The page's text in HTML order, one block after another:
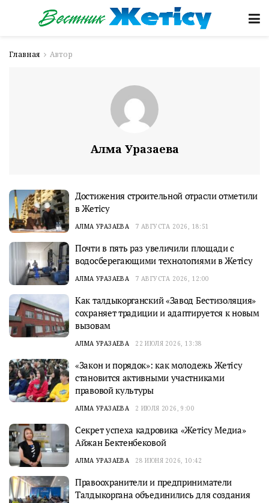
Главная Автор
Алма Уразаева
Достижения строительной отрасли отметили
в Жетісу
АЛМА УРАЗАЕВА 7 АВГУСТА 2026, 18:51
Почти в пять раз увеличили площади с
водосберегающими технологиями в Жетісу
АЛМА УРАЗАЕВА 7 АВГУСТА 2026, 12:00
Как талдыкорганский «Завод Бестизоляция»
сохраняет традиции и адаптируется к новым
вызовам
АЛМА УРАЗАЕВА 22 ИЮЛЯ 2026, 13:38
«Закон и порядок»: как молодежь Жетісу
становится активными участниками
правовой культуры
АЛМА УРАЗАЕВА 2 ИЮЛЯ 2026, 9:00
Секрет успеха кадровика «Жетісу Медиа»
Айжан Бектенбековой
АЛМА УРАЗАЕВА 28 ИЮНЯ 2026, 10:42
Правоохранители и предприниматели
Талдыкоргана объединились для создания